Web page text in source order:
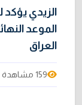
الموعد
العراق
159 مشاهدة